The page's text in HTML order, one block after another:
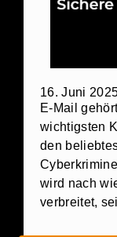
16. Juni
E-Mail
wichtigsten
den
wird nach
verbreitet,